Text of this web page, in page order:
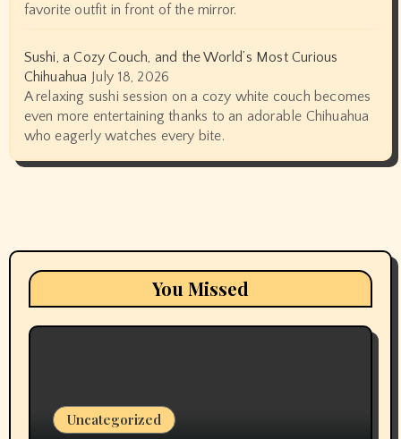
favorite outfit in front of the mirror.
Sushi, a Cozy Couch, and the World’s Most Curious
Chihuahua July 18, 2026
A relaxing sushi session on a cozy white couch becomes
even more entertaining thanks to an adorable Chihuahua
who eagerly watches every bite.
You Missed
Uncategorized